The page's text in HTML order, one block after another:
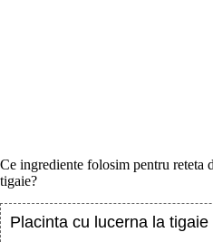
Ce ingrediente folosim pentru reteta
tigaie?
Placinta cu lucerna la tigaie